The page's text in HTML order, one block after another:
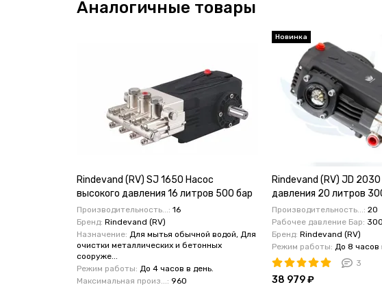
Аналогичные товары
Rindevand (RV) SJ 1650 Насос
высокого давления 16 литров 500 бар
24 вал
Производительность...: 16
Бренд: Rindevand (RV)
Назначение: Для мытья обычной водой, Для
очистки металлических и бетонных
сооруже...
Режим работы: До 4 часов в день.
Максимальная произ...: 960
Новинка
Rindevand (RV) JD
давления 20 литров
Производительность...: 20
Рабочее давление Бар: 300
Бренд: Rindevand (RV)
Режим работы: До 8 часов
3
38 979 ₽